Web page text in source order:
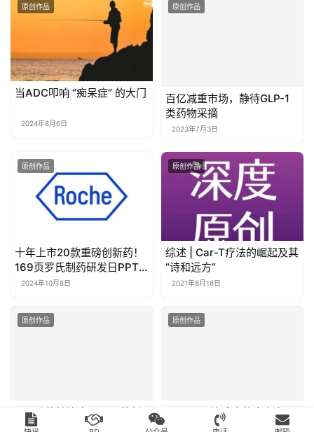
PARPi Sensitivity in Triple-Negative Breast
Cancers. Mol. Cell 2019, 73, 224–237.e226.
7.Marzio, A.; Kurz, E.; Sahni, J.M.; Di Feo, G.;
Puccini, J.; Jiang, S.; Hirsch, C.A.; Arbini, A.A.; Wu,
W.L.; Pass, H.I.; et al. EMSY inhibits homologous
recombination repair and the interferon response,
185, 169–183.e119.
8.Mirman, Z.; Lottersberger, F.; Takai, H.; Kibe, T.;
Gong, Y.; Takai, K.; Bianchi, A.; Zimmermann, M.;
Durocher, D.; de Lange, T. 53BP1–RIF1–shieldin
counteracts DSB resection through CST- and Pol_-
dependent fill-in. Nature 2018, 560, 112–116.
9.Drané, P.; Brault, M.-E.; Cui, G.; Meghani, K.;
function. Nature 2017, 543, 211–216.
原创作品
当ADC叩响 “痴呆症” 的大门
2024年8月6日
原创作品
百亿减重市场，静待GLP-1
类药物采摘
2023年7月3日
原创作品
十年上市20款重磅创新药！
169页罗氏制药研发日PPT
展望十年雄心壮志（可下
2024年10月8日
原创作品
综述 | Car-T疗法的崛起及其
“诗和远方”
2021年8月18日
原创作品
19%功能性治愈！GSK首创
乙肝新药将利好中国患者
原创作品
Moderna流感疫苗迎来大
考！